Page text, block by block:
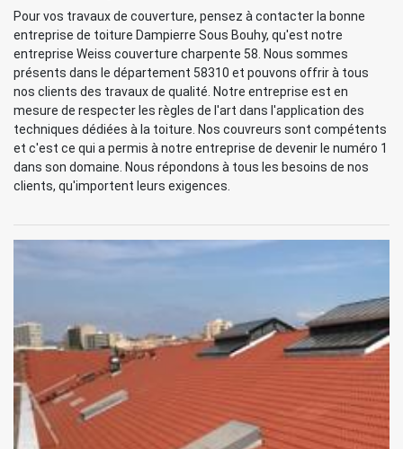
Pour vos travaux de couverture, pensez à contacter la bonne
entreprise de toiture Dampierre Sous Bouhy, qu'est notre
entreprise Weiss couverture charpente 58. Nous sommes
présents dans le département 58310 et pouvons offrir à tous
nos clients des travaux de qualité. Notre entreprise est en
mesure de respecter les règles de l'art dans l'application des
techniques dédiées à la toiture. Nos couvreurs sont compétents
et c'est ce qui a permis à notre entreprise de devenir le numéro 1
dans son domaine. Nous répondons à tous les besoins de nos
clients, qu'importent leurs exigences.